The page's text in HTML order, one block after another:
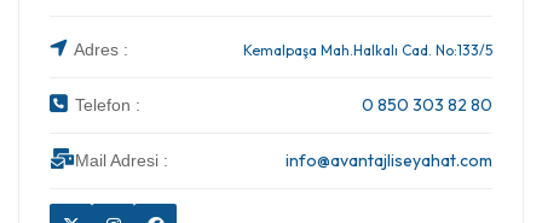
Adres : Kemalpaşa Mah.Halkalı Cad. No:133/5
Telefon : 0 850 303 82 80
Mail Adresi : info@avantajliseyahat.com